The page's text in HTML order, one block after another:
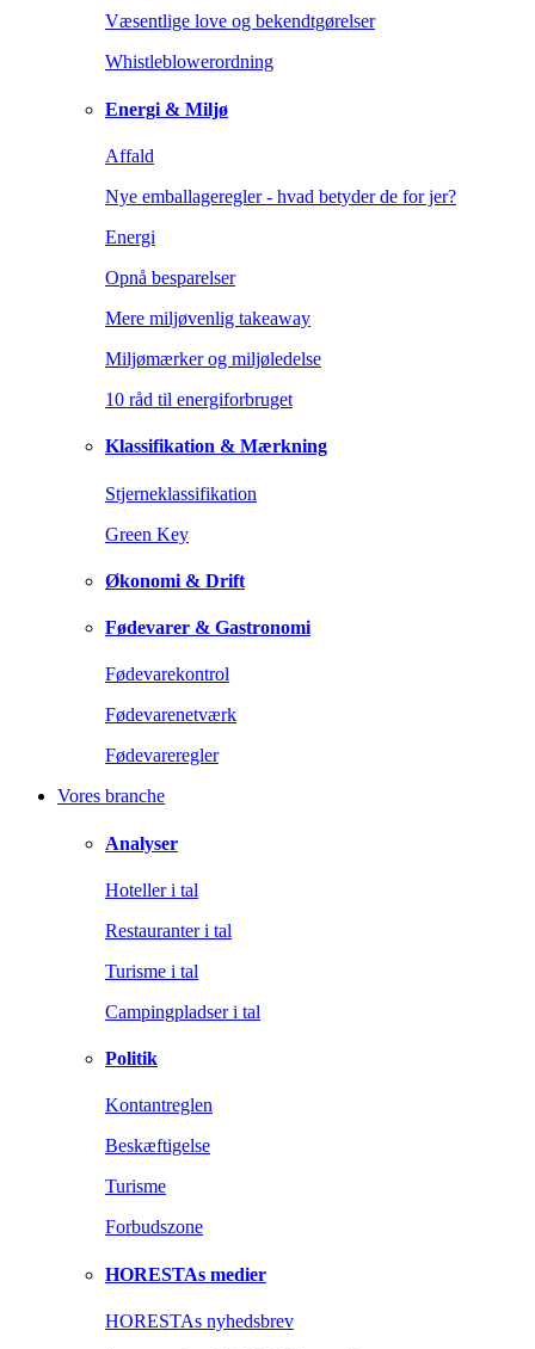
Væsentlige love og bekendtgørelser
Whistleblowerordning
Energi & Miljø
Affald
Nye emballageregler - hvad betyder de for jer?
Energi
Opnå besparelser
Mere miljøvenlig takeaway
Miljømærker og miljøledelse
10 råd til energiforbruget
Klassifikation & Mærkning
Stjerneklassifikation
Green Key
Økonomi & Drift
Fødevarer & Gastronomi
Fødevarekontrol
Fødevarenetværk
Fødevareregler
Vores branche
Analyser
Hoteller i tal
Restauranter i tal
Turisme i tal
Campingpladser i tal
Politik
Kontantreglen
Beskæftigelse
Turisme
Forbudszone
HORESTAs medier
HORESTAs nyhedsbrev